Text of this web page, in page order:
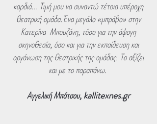
καρδιά… Τιμή μου να συναντώ τέτοια υπέροχη
θεατρική ομάδα.Ένα μεγάλο «μπράβο» στην
Κατερίνα Μπουζάνη, τόσο για την άψογη
σκηνοθεσία, όσο και για την εκπαίδευση και
οργάνωση της θεατρικής της ομάδας. Το αξίζει
και με το παραπάνω.
Αγγελική Μπάτσου, kallitexnes.gr